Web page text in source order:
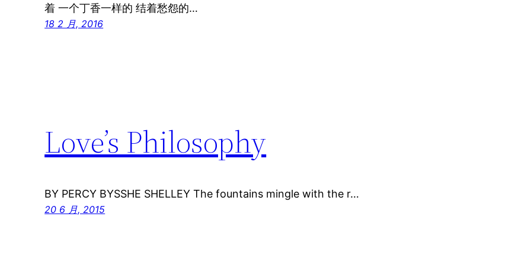
着 一个丁香一样的 结着愁怨的…
18 2 月, 2016
Love’s Philosophy
BY PERCY BYSSHE SHELLEY The fountains mingle with the r…
20 6 月, 2015